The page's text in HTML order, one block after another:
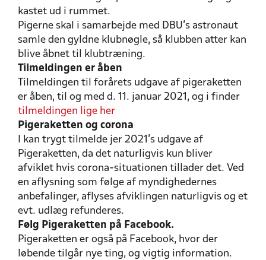
kastet ud i rummet.
Pigerne skal i samarbejde med DBU’s astronaut
samle den gyldne klubnøgle, så klubben atter kan
blive åbnet til klubtræning.
Tilmeldingen er åben
Tilmeldingen til forårets udgave af pigeraketten
er åben, til og med d. 11. januar 2021, og i finder
tilmeldingen lige her
Pigeraketten og corona
I kan trygt tilmelde jer 2021’s udgave af
Pigeraketten, da det naturligvis kun bliver
afviklet hvis corona-situationen tillader det. Ved
en aflysning som følge af myndighedernes
anbefalinger, aflyses afviklingen naturligvis og et
evt. udlæg refunderes.
Følg Pigeraketten på Facebook.
Pigeraketten er også på Facebook, hvor der
løbende tilgår nye ting, og vigtig information.